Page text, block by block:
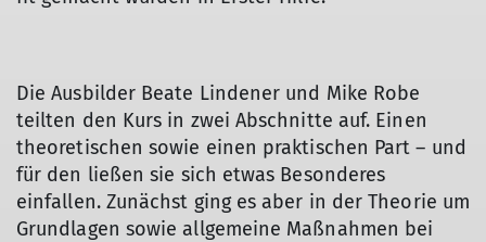
Die Ausbilder Beate Lindener und Mike Robe
teilten den Kurs in zwei Abschnitte auf. Einen
theoretischen sowie einen praktischen Part – und
für den ließen sie sich etwas Besonderes
einfallen. Zunächst ging es aber in der Theorie um
Grundlagen sowie allgemeine Maßnahmen bei